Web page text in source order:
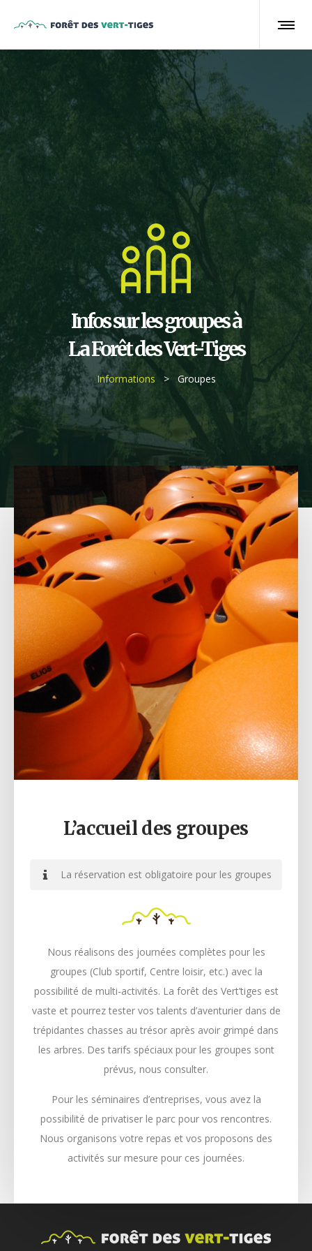
Infos sur les groupes à
La Forêt des Vert-Tiges
Informations > Groupes
L’accueil des groupes
La réservation est obligatoire pour les groupes
Nous réalisons des journées complètes pour les
groupes (Club sportif, Centre loisir, etc.) avec la
possibilité de multi-activités. La forêt des Vert’tiges est
vaste et pourrez tester vos talents d’aventurier dans de
trépidantes chasses au trésor après avoir grimpé dans
les arbres. Des tarifs spéciaux pour les groupes sont
prévus, nous consulter.
Pour les séminaires d’entreprises, vous avez la
possibilité de privatiser le parc pour vos rencontres.
Nous organisons votre repas et vos proposons des
activités sur mesure pour ces journées.